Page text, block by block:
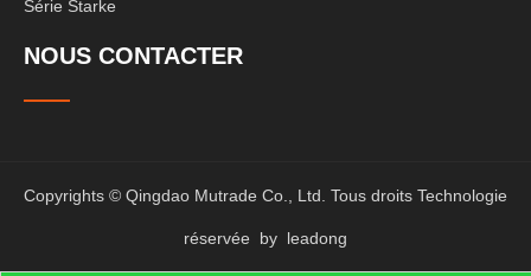
Série Starke
NOUS CONTACTER
Copyrights © Qingdao Mutrade Co., Ltd. Tous droits Technologie
réservée by leadong